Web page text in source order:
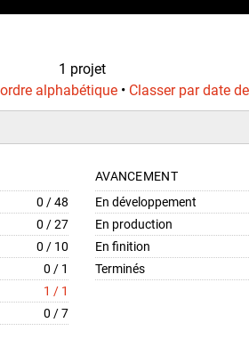
1 projet
alphabétique• Classer par date
0 / 48
0 / 27
0 / 10
0 / 1
1 / 1
0 / 7
AVANCEMENT
En développement
En production
En finition
Terminés